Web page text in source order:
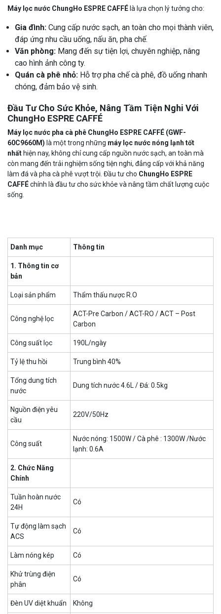
Máy lọc nước ChungHo ESPRE CAFFÉ là lựa chọn lý tưởng cho:
Gia đình: Cung cấp nước sạch, an toàn cho mọi thành viên,
đáp ứng nhu cầu uống, nấu ăn, pha chế.
Văn phòng: Mang đến sự tiện lợi, chuyên nghiệp, nâng
cao hình ảnh công ty.
Quán cà phê nhỏ: Hỗ trợ pha chế cà phê, đồ uống nhanh
chóng, đảm bảo vệ sinh.
Đầu Tư Cho Sức Khỏe, Nâng Tầm Tiện Nghi Với
ChungHo ESPRE CAFFÉ
Máy lọc nước pha cà phê ChungHo ESPRE CAFFÉ (GWF-
60C9660M) là một trong những máy lọc nước nóng lạnh tốt
nhất hiện nay, không chỉ cung cấp nguồn nước sạch, an toàn mà
còn mang đến trải nghiệm sống tiện nghi, đẳng cấp với khả năng
làm đá và pha cà phê vượt trội. Đầu tư cho ChungHo ESPRE
CAFFÉchính là đầu tư cho sức khỏe và nâng tầm chất lượng cuộc
sống.
Danh mục Thông tin
1. Thông tin cơ
bản
Loại sản phẩm Thẩm thấu nược R.O
Công nghệ lọc
ACT-Pre Carbon / ACT-RO / ACT – Post
Carbon
Công suất lọc 190L/ngày
Tỷ lệ thu hồi Trung bình 40%
Tổng dung tích
nước
Dung tích nước 4.6L / Đá: 0.5kg
Nguồn điện yêu
cầu
220V/50Hz
Công suất
Nước nóng: 1500W / Cà phê : 1300W /Nước
lạnh: 0.6A
2. Chức Năng
Chính
Tuần hoàn nước
24H
Có
Tự động làm sạch
ACS
Có
Làm nóng kép Có
Khử trùng điện
phân
Có
Đèn UV diệt khuẩn Không